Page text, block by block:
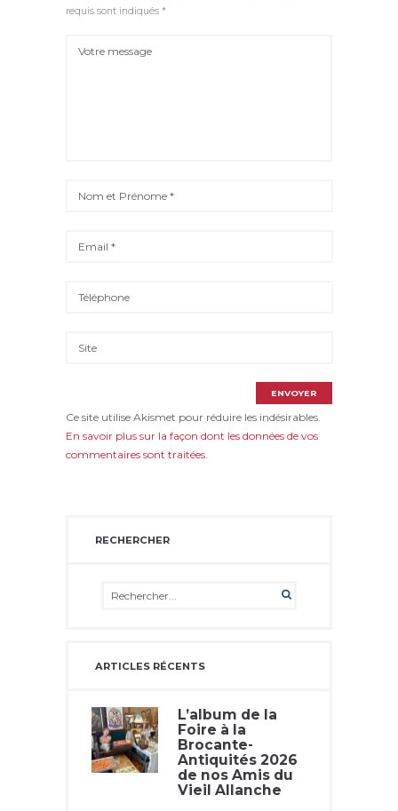
requis sont indiqués *
Ce site utilise Akismet pour réduire les indésirables.
En savoir plus sur la façon dont les données de vos
commentaires sont traitées
RECHERCHER
ARTICLES RÉCENTS
L’album de la
Foire à la
Brocante-
Antiquités 2026
de nos Amis du
Vieil Allanche